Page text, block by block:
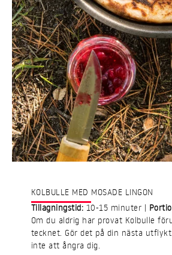
KOLBULLE MED MOSADE LINGON
Tillagningstid: 10-15 minuter |
Om du aldrig har provat Kolbulle
tecknet. Gör det på din nästa
inte att ångra dig.